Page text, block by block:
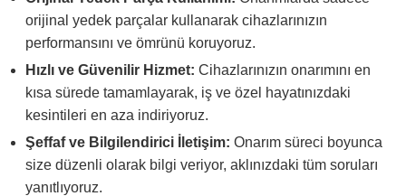
orijinal yedek parçalar kullanarak cihazlarınızın
performansını ve ömrünü koruyoruz.
Hızlı ve Güvenilir Hizmet: Cihazlarınızın onarımını en
kısa sürede tamamlayarak, iş ve özel hayatınızdaki
kesintileri en aza indiriyoruz.
Şeffaf ve Bilgilendirici İletişim: Onarım süreci boyunca
size düzenli olarak bilgi veriyor, aklınızdaki tüm soruları
yanıtlıyoruz.